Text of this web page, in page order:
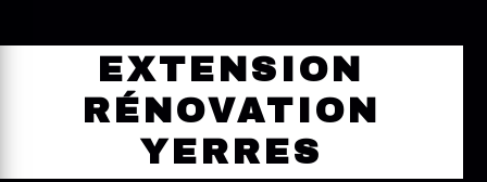
EXTENSION
RÉNOVATION
YERRES